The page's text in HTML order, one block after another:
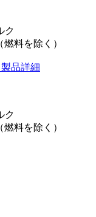
ク
料を除く）
製品詳細
ク
料を除く）